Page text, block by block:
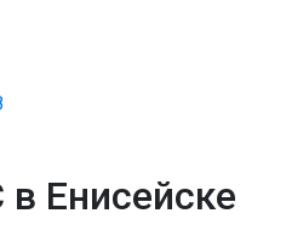
Енисейске